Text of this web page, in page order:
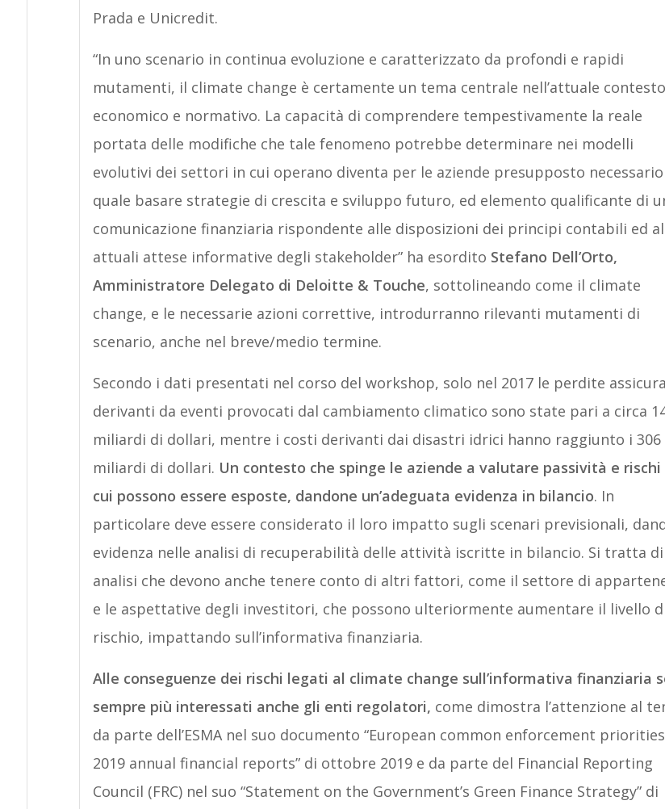
Prada e Unicredit.
“In uno scenario in continua evoluzione e caratterizzato da profondi e rapidi
mutamenti, il climate change è certamente un tema centrale nell’attuale contesto
economico e normativo. La capacità di comprendere tempestivamente la reale
portata delle modifiche che tale fenomeno potrebbe determinare nei modelli
evolutivi dei settori in cui operano diventa per le aziende presupposto
quale basare strategie di crescita e sviluppo futuro, ed elemento qualificante di
comunicazione finanziaria rispondente alle disposizioni dei principi contabili ed
attuali attese informative degli stakeholder” ha esordito Stefano Dell’Orto,
Amministratore Delegato di Deloitte & Touche, sottolineando come il climate
change, e le necessarie azioni correttive, introdurranno rilevanti mutamenti di
scenario, anche nel breve/medio termine.
Secondo i dati presentati nel corso del workshop, solo nel 2017 le perdite
derivanti da eventi provocati dal cambiamento climatico sono state pari a circa
miliardi di dollari, mentre i costi derivanti dai disastri idrici hanno raggiunto i 306
miliardi di dollari. Un contesto che spinge le aziende a valutare passività e rischi
cui possono essere esposte, dandone un’adeguata evidenza in bilancio. In
particolare deve essere considerato il loro impatto sugli scenari previsionali,
evidenza nelle analisi di recuperabilità delle attività iscritte in bilancio. Si tratta di
analisi che devono anche tenere conto di altri fattori, come il settore di
e le aspettative degli investitori, che possono ulteriormente aumentare il livello
rischio, impattando sull’informativa finanziaria.
Alle conseguenze dei rischi legati al climate change sull’informativa finanziaria
sempre più interessati anche gli enti regolatori, come dimostra l’attenzione al
da parte dell’ESMA nel suo documento “European common enforcement
2019 annual financial reports” di ottobre 2019 e da parte del Financial Reporting
Council (FRC) nel suo “Statement on the Government’s Green Finance Strategy” di